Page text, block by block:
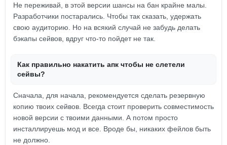
Не переживай, в этой версии шансы на бан крайне малы.
Разработчики постарались. Чтобы так сказать, удержать
свою аудиторию. Но на всякий случай не забудь делать
бэкапы сейвов, вдруг что-то пойдет не так.
Как правильно накатить апк чтобы не слетели
сейвы?
Сначала, для начала, рекомендуется сделать резервную
копию твоих сейвов. Всегда стоит проверить совместимость
новой версии с твоими данными. А потом просто
инсталлируешь мод и все. Вроде бы, никаких фейлов быть
не должно.